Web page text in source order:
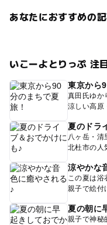
あなたにおすすめの
いこーよとりっぷ 注
東京から
真田氏ゆか
涼しい高原
夏のドラ
八ヶ岳・清
北杜市の人
涼やかな
この夏は浴
親子で絵付
夏の朝に
親子で神秘